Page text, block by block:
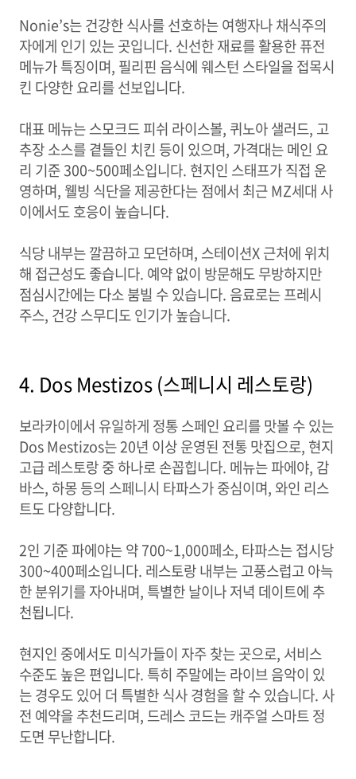
Nonie’s는 건강한 식사를 선호하는 여행자나 채식주의
자에게 인기 있는 곳입니다. 신선한 재료를 활용한 퓨전
메뉴가 특징이며, 필리핀 음식에 웨스턴 스타일을 접목시
킨 다양한 요리를 선보입니다.
대표 메뉴는 스모크드 피쉬 라이스볼, 퀴노아 샐러드, 고
추장 소스를 곁들인 치킨 등이 있으며, 가격대는 메인 요
리 기준 300~500페소입니다. 현지인 스태프가 직접 운
영하며, 웰빙 식단을 제공한다는 점에서 최근 MZ세대 사
이에서도 호응이 높습니다.
식당 내부는 깔끔하고 모던하며, 스테이션X 근처에 위치
해 접근성도 좋습니다. 예약 없이 방문해도 무방하지만
점심시간에는 다소 붐빌 수 있습니다. 음료로는 프레시
주스, 건강 스무디도 인기가 높습니다.
4. Dos Mestizos (스페니시 레스토랑)
보라카이에서 유일하게 정통 스페인 요리를 맛볼 수 있는
Dos Mestizos는 20년 이상 운영된 전통 맛집으로, 현지
고급 레스토랑 중 하나로 손꼽힙니다. 메뉴는 파에야, 감
바스, 하몽 등의 스페니시 타파스가 중심이며, 와인 리스
트도 다양합니다.
2인 기준 파에야는 약 700~1,000페소, 타파스는 접시당
300~400페소입니다. 레스토랑 내부는 고풍스럽고 아늑
한 분위기를 자아내며, 특별한 날이나 저녁 데이트에 추
천됩니다.
현지인 중에서도 미식가들이 자주 찾는 곳으로, 서비스
수준도 높은 편입니다. 특히 주말에는 라이브 음악이 있
는 경우도 있어 더 특별한 식사 경험을 할 수 있습니다. 사
전 예약을 추천드리며, 드레스 코드는 캐주얼 스마트 정
도면 무난합니다.